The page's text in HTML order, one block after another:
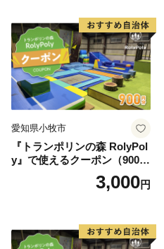
愛知県小牧市
『トランポリンの森 RolyPol
y』で使えるクーポン（900
3,000円